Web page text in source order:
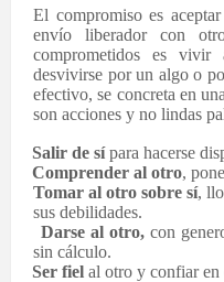
El compromiso es
envío liberador con
comprometidos es
desvivirse por un algo o
efectivo, se concreta en
son acciones y no lindas
Salir de sípara hacerse
Comprender al otro,
Tomar al otro sobre sí,
sus debilidades.
Darse al otro, con
sin cálculo.
Ser fielal otro y confiar en